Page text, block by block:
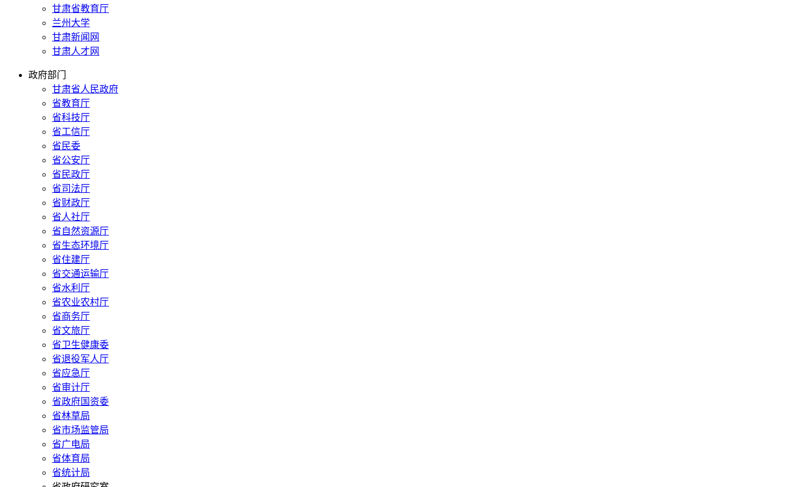
甘肃省教育厅
兰州大学
甘肃新闻网
甘肃人才网
政府部门
甘肃省人民政府
省教育厅
省科技厅
省工信厅
省民委
省公安厅
省民政厅
省司法厅
省财政厅
省人社厅
省自然资源厅
省生态环境厅
省住建厅
省交通运输厅
省水利厅
省农业农村厅
省商务厅
省文旅厅
省卫生健康委
省退役军人厅
省应急厅
省审计厅
省政府国资委
省林草局
省市场监管局
省广电局
省体育局
省统计局